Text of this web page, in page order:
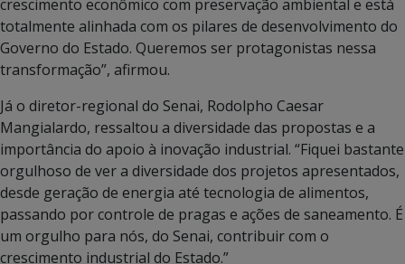
crescimento econômico com preservação ambiental e está
totalmente alinhada com os pilares de desenvolvimento do
Governo do Estado. Queremos ser protagonistas nessa
transformação”, afirmou.
Já o diretor-regional do Senai, Rodolpho Caesar
Mangialardo, ressaltou a diversidade das propostas e a
importância do apoio à inovação industrial. “Fiquei bastante
orgulhoso de ver a diversidade dos projetos apresentados,
desde geração de energia até tecnologia de alimentos,
passando por controle de pragas e ações de saneamento. É
um orgulho para nós, do Senai, contribuir com o
crescimento industrial do Estado.”